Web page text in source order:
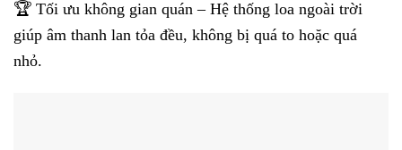
🏆 Tối ưu không gian quán – Hệ thống loa ngoài trời
giúp âm thanh lan tỏa đều, không bị quá to hoặc quá
nhỏ.